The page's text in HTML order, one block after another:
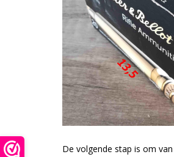
De volgende stap is om